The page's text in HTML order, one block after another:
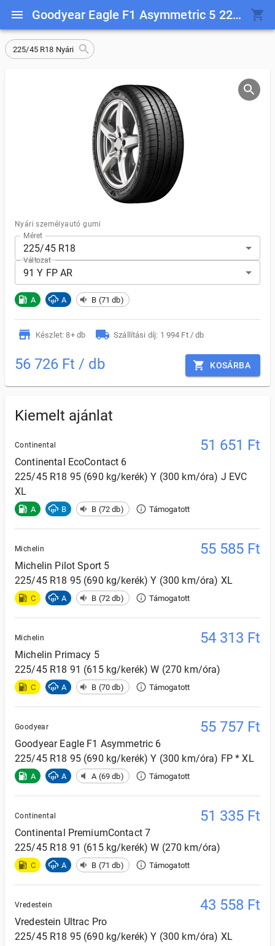
Goodyear Eagle F1 Asymmetric 5 225/45 R18 91 Y FP AR
225/45 R18 Nyári
Nyári személyautó gumi
Méret
225/45 R18
Változat
91 Y FP AR
A A B (71 db)
Készlet: 8+ db Szállítási díj: 1 994 Ft / db
56 726 Ft / db KOSÁRBA
Kiemelt ajánlat
Continental 51 651 Ft
Continental EcoContact 6
225/45 R18 95 (690 kg/kerék) Y (300 km/óra) J EVC
XL
A B B (72 db) Támogatott
Michelin 55 585 Ft
Michelin Pilot Sport 5
225/45 R18 95 (690 kg/kerék) Y (300 km/óra) XL
C A B (72 db) Támogatott
Michelin 54 313 Ft
Michelin Primacy 5
225/45 R18 91 (615 kg/kerék) W (270 km/óra)
C A B (70 db) Támogatott
Goodyear 55 757 Ft
Goodyear Eagle F1 Asymmetric 6
225/45 R18 95 (690 kg/kerék) Y (300 km/óra) FP * XL
A A A (69 db) Támogatott
Continental 51 335 Ft
Continental PremiumContact 7
225/45 R18 91 (615 kg/kerék) W (270 km/óra)
C A B (71 db) Támogatott
Vredestein 43 558 Ft
Vredestein Ultrac Pro
225/45 R18 95 (690 kg/kerék) Y (300 km/óra) XL